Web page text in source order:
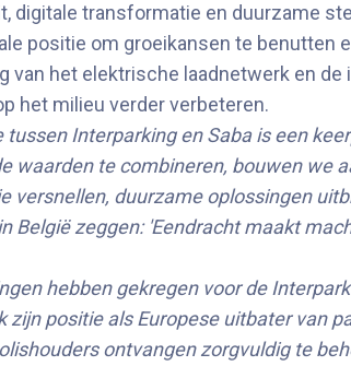
digitale transformatie en duurzame
positie om groeikansen te benutten
het elektrische laadnetwerk en de
het milieu verder verbeteren.
Interparking en Saba is een
waarden te combineren, bouwen we
duurzame oplossingen
zeggen: 'Eendracht maakt
hebben gekregen voor de
positie als Europese uitbater van
ontvangen zorgvuldig te